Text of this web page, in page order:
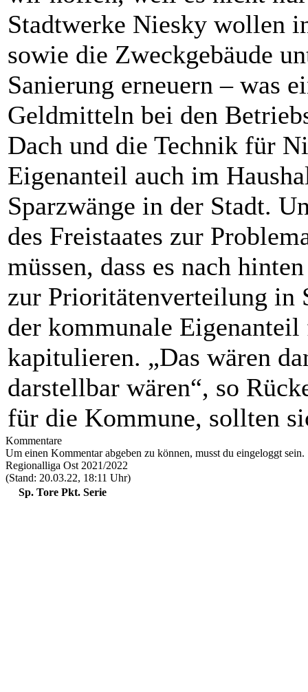
Stadtwerke Niesky wollen
sowie die Zweckgebäude
Sanierung erneuern – was
Geldmitteln bei den
Dach und die Technik für
Eigenanteil auch im
Sparzwänge in der Stadt.
des Freistaates zur
müssen, dass es nach
zur Prioritätenverteilung in
der kommunale
kapitulieren. „Das wären
darstellbar wären“, so
für die Kommune, sollten
Kommentare
Um einen Kommentar abgeben zu können, musst du eingeloggt sein.
Regionalliga Ost 2021/2022
(Stand: 20.03.22, 18:11 Uhr)
Sp. Tore Pkt. Serie